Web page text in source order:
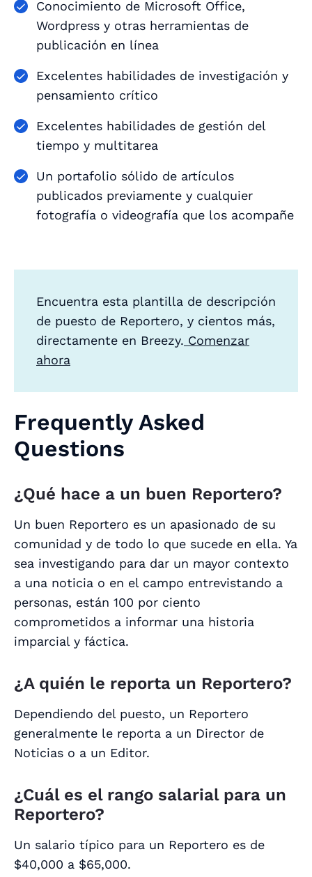
Conocimiento de Microsoft Office,
Wordpress y otras herramientas de
publicación en línea
Excelentes habilidades de investigación y
pensamiento crítico
Excelentes habilidades de gestión del
tiempo y multitarea
Un portafolio sólido de artículos
publicados previamente y cualquier
fotografía o videografía que los acompañe
Encuentra esta plantilla de descripción
de puesto de Reportero, y cientos más,
directamente en Breezy. Comenzar
ahora
Frequently Asked
Questions
¿Qué hace a un buen Reportero?
Un buen Reportero es un apasionado de su
comunidad y de todo lo que sucede en ella. Ya
sea investigando para dar un mayor contexto
a una noticia o en el campo entrevistando a
personas, están 100 por ciento
comprometidos a informar una historia
imparcial y fáctica.
¿A quién le reporta un Reportero?
Dependiendo del puesto, un Reportero
generalmente le reporta a un Director de
Noticias o a un Editor.
¿Cuál es el rango salarial para un
Reportero?
Un salario típico para un Reportero es de
$40,000 a $65,000.